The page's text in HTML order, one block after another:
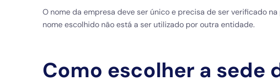
O nome da empresa deve ser único e precisa de ser verificado
nome escolhido não está a ser utilizado por outra entidade.
Como escolher a sede